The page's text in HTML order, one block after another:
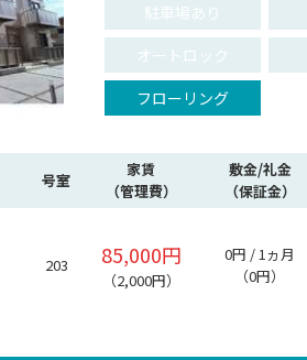
駐車場あり
オートロック
フローリング
号室
家賃
（管理費）
敷金/礼金
（保証金）
203 85,000円
（2,000円）
0円 / 1ヵ月
（0円）